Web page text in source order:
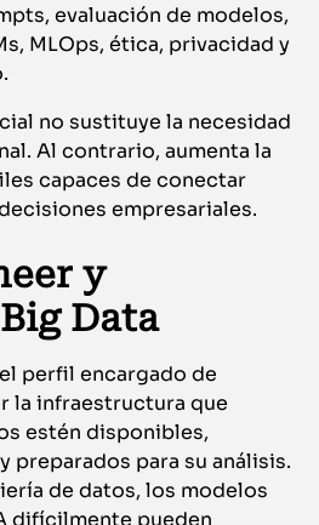
evaluación de modelos,
MLOps, ética, privacidad y
no sustituye la necesidad
Al contrario, aumenta la
capaces de conectar
empresariales.
y
Data
perfil encargado de
la infraestructura que
estén disponibles,
preparados para su análisis.
de datos, los modelos
difícilmente pueden